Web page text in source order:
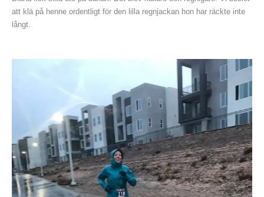
att klä på henne ordentligt för den lilla regnjackan hon har räckte inte
långt.